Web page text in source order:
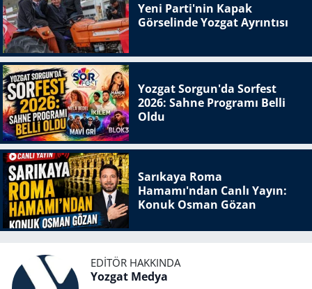
Yeni Parti'nin Kapak
Görselinde Yozgat Ayrıntısı
Yozgat Sorgun'da Sorfest
2026: Sahne Programı Belli
Oldu
Sarıkaya Roma
Hamamı'ndan Canlı Yayın:
Konuk Osman Gözan
EDITÖR HAKKINDA
Yozgat Medya